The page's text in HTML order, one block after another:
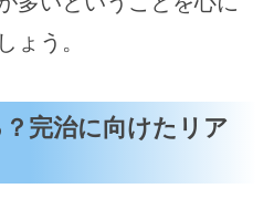
ょう。
完治に向けたリア